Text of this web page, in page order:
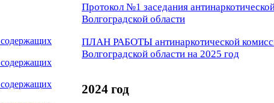
Протокол №1 заседания
Волгоградской области
ПЛАН РАБОТЫ антинаркотической
Волгоградской области на 2025 год
2024 год